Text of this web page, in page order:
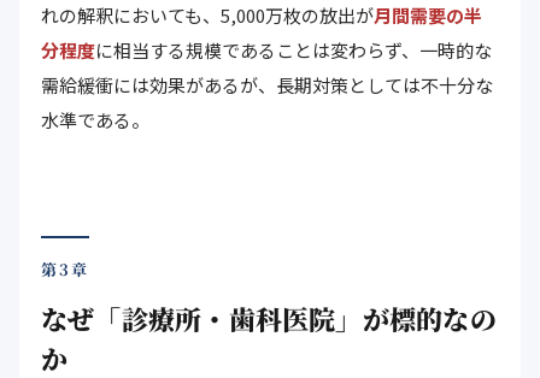
れの解釈においても、5,000万枚の放出が月間需要の半
分程度に相当する規模であることは変わらず、一時的な
需給緩衝には効果があるが、長期対策としては不十分な
水準である。
第3章
なぜ「診療所・歯科医院」が標的なの
か